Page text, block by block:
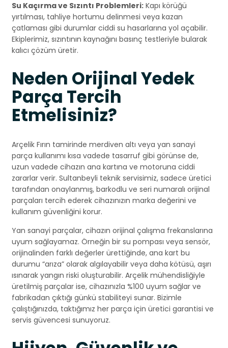
Su Kaçırma ve Sızıntı Problemleri: Kapı körüğü
yırtılması, tahliye hortumu delinmesi veya kazan
çatlaması gibi durumlar ciddi su hasarlarına yol açabilir.
Ekiplerimiz, sızıntının kaynağını basınç testleriyle bularak
kalıcı çözüm üretir.
Neden Orijinal Yedek
Parça Tercih
Etmelisiniz?
Arçelik Fırın tamirinde merdiven altı veya yan sanayi
parça kullanımı kısa vadede tasarruf gibi görünse de,
uzun vadede cihazın ana kartına ve motoruna ciddi
zararlar verir. Sultanbeyli teknik servisimiz, sadece üretici
tarafından onaylanmış, barkodlu ve seri numaralı orijinal
parçaları tercih ederek cihazınızın marka değerini ve
kullanım güvenliğini korur.
Yan sanayi parçalar, cihazın orijinal çalışma frekanslarına
uyum sağlayamaz. Örneğin bir su pompası veya sensör,
orijinalinden farklı değerler ürettiğinde, ana kart bu
durumu “arıza” olarak algılayabilir veya daha kötüsü, aşırı
ısınarak yangın riski oluşturabilir. Arçelik mühendisliğiyle
üretilmiş parçalar ise, cihazınızla %100 uyum sağlar ve
fabrikadan çıktığı günkü stabiliteyi sunar. Bizimle
çalıştığınızda, taktığımız her parça için üretici garantisi ve
servis güvencesi sunuyoruz.